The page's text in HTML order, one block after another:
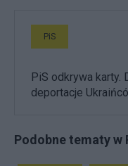
PiS
PiS odkrywa karty.
deportacje
Podobne tematy w